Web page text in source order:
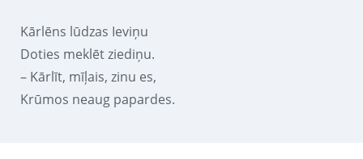
Kārlēns lūdzas Ieviņu
Doties meklēt ziediņu.
– Kārlīt, mīļais, zinu es,
Krūmos neaug papardes.